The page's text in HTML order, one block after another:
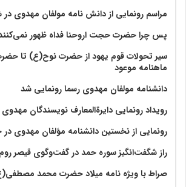
مراسم رونمایی از دانش نامه مولفان مهدوی در
پس چرا حضرت حجت اروحنا فداه ظهور
سیر تحولات قوم یهود از حضرت نوح(ع) تا
ماهنامه موعود
دانشنامه مولفان مهدوی رسما رونمایی شد
رویداد رونمایی دایرةالمعارف نویسندگان مهدوی
رونمایی از نخستین دانشنامه مؤلفان مهدوی
راز شگفت‌انگیز سوره حمد در گفت‌وگوی قیصر
صراط با ویژه نامه میلاد حضرت محمد